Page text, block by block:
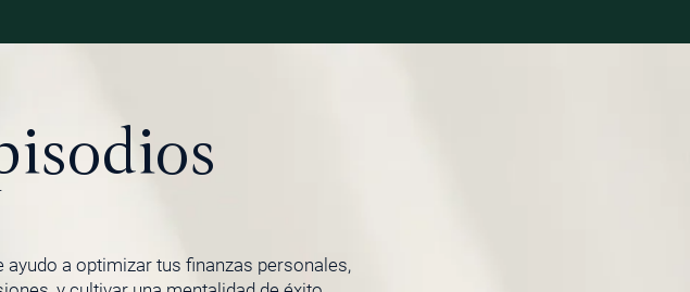
ayudo a optimizar tus finanzas personales,